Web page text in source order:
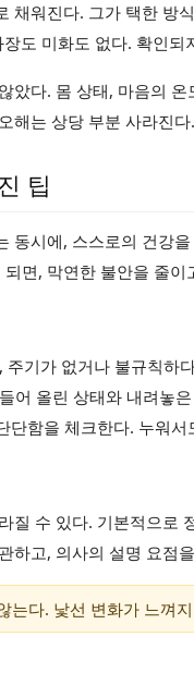
채워진다. 그가 택한 방
장도 미화도 없다. 확인
았다. 몸 상태, 마음의
해는 상당 부분 사라진다.
팁
시에, 스스로의 건강
면, 막연한 불안을 줄
기가 없거나 불규칙하
어 올린 상태와 내려놓
단함을 체크한다. 누워
질 수 있다. 기본적으로
하고, 의사의 설명 요점
는다. 낯선 변화가 느껴